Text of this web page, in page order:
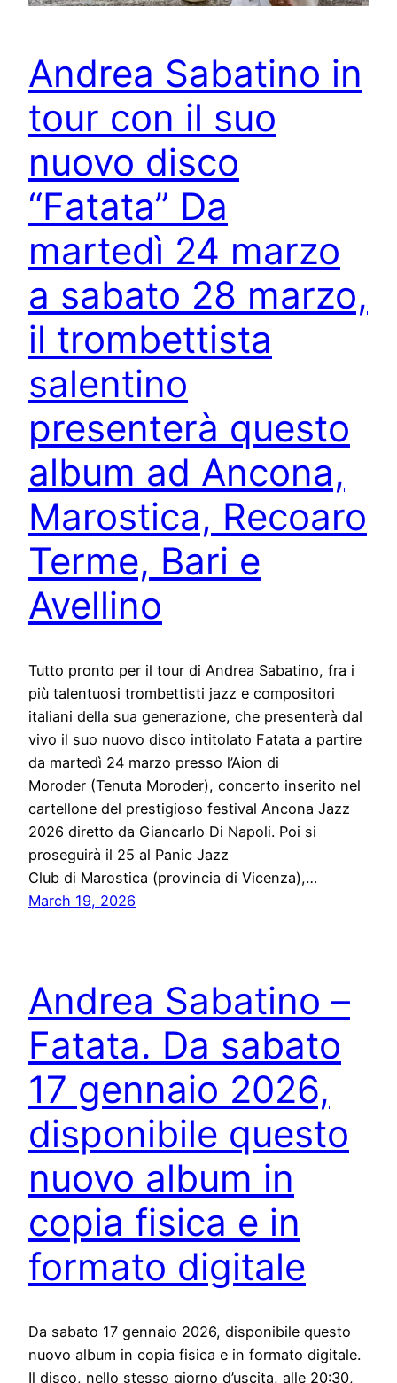
Andrea Sabatino in
tour con il suo
nuovo disco
“Fatata” Da
martedì 24 marzo
a sabato 28 marzo,
il trombettista
salentino
presenterà questo
album ad Ancona,
Marostica, Recoaro
Terme, Bari e
Avellino
Tutto pronto per il tour di Andrea Sabatino, fra i
più talentuosi trombettisti jazz e compositori
italiani della sua generazione, che presenterà dal
vivo il suo nuovo disco intitolato Fatata a partire
da martedì 24 marzo presso l’Aion di
Moroder (Tenuta Moroder), concerto inserito nel
cartellone del prestigioso festival Ancona Jazz
2026 diretto da Giancarlo Di Napoli. Poi si
proseguirà il 25 al Panic Jazz
Club di Marostica (provincia di Vicenza),…
March 19, 2026
Andrea Sabatino –
Fatata. Da sabato
17 gennaio 2026,
disponibile questo
nuovo album in
copia fisica e in
formato digitale
Da sabato 17 gennaio 2026, disponibile questo
nuovo album in copia fisica e in formato digitale.
Il disco, nello stesso giorno d’uscita, alle 20:30,